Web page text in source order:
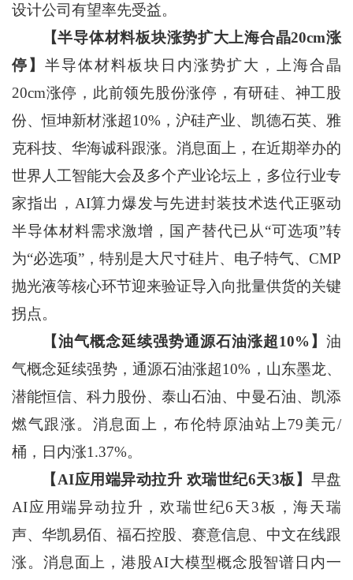
设计公司有望率先受益。
【半导体材料板块涨势扩大上海合晶20cm涨
停】 半导体材料板块日内涨势扩大，上海合晶
20cm涨停，此前领先股份涨停，有研硅、神工股
份、恒坤新材涨超10%，沪硅产业、凯德石英、雅
克科技、华海诚科跟涨。消息面上，在近期举办的
世界人工智能大会及多个产业论坛上，多位行业专
家指出，AI算力爆发与先进封装技术迭代正驱动
半导体材料需求激增，国产替代已从“可选项”转
为“必选项”，特别是大尺寸硅片、电子特气、CMP
抛光液等核心环节迎来验证导入向批量供货的关键
拐点。
【油气概念延续强势通源石油涨超10%】油
气概念延续强势，通源石油涨超10%，山东墨龙、
潜能恒信、科力股份、泰山石油、中曼石油、凯添
燃气跟涨。消息面上，布伦特原油站上79美元/
桶，日内涨1.37%。
【AI应用端异动拉升 欢瑞世纪6天3板】 早盘
AI应用端异动拉升，欢瑞世纪6天3板，海天瑞
声、华凯易佰、福石控股、赛意信息、中文在线跟
涨。消息面上，港股AI大模型概念股智谱日内一